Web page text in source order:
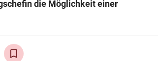
die Möglichkeit einer